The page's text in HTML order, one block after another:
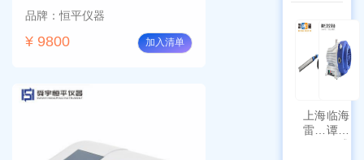
品牌：恒平仪器
¥ 9800 加入清单
上海
雷磁
临海
谭氏
干式